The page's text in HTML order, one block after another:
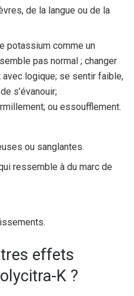
de la langue ou de la
potassium comme un
pas normal ; changer
logique; se sentir faible,
s’évanouir;
ou essoufflement.
ou sanglantes.
ressemble à du marc de
effets
K ?